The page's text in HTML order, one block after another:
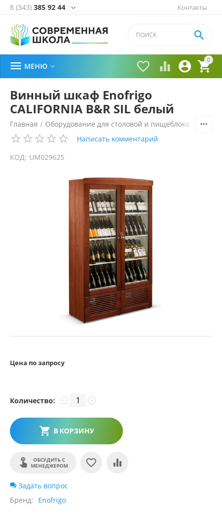
Контакты
8 (343) 385 92 44 
0


 

 МЕНЮ 
Винный шкаф Enofrigo
CALIFORNIA B&R SIL белый
Главная / Оборудование для столовой и пищеблока
Написать комментарий
КОД: UM029625
Цена по запросу
Количество: +
−
В КОРЗИНУ
ОБСУДИТЬ С
МЕНЕДЖЕРОМ
Задать вопрос
Бренд
Enofrigo